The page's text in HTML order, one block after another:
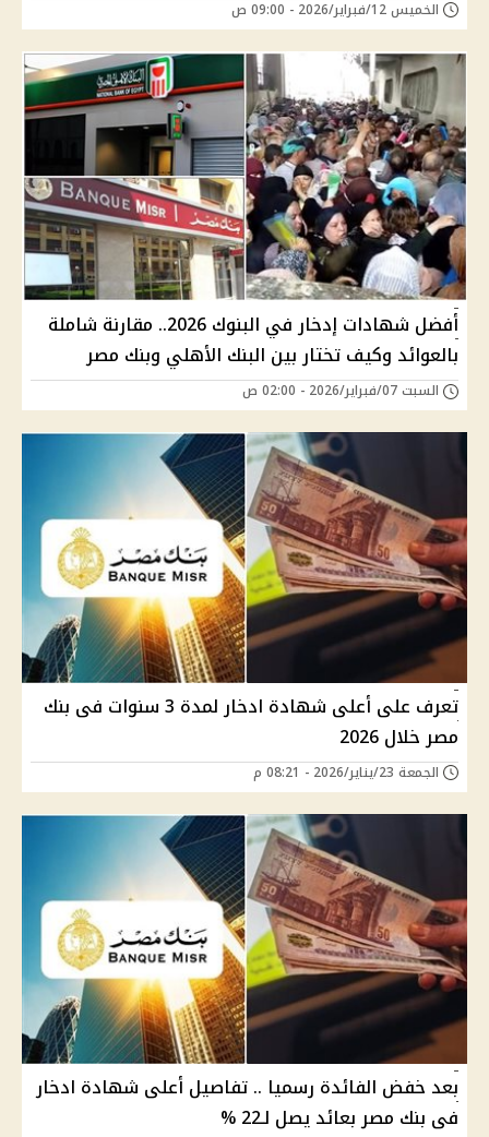
الخميس 12/فبراير/2026 - 09:00 ص
أفضل شهادات إدخار في البنوك 2026.. مقارنة شاملة
بالعوائد وكيف تختار بين البنك الأهلي وبنك مصر
السبت 07/فبراير/2026 - 02:00 ص
تعرف على أعلى شهادة ادخار لمدة 3 سنوات فى بنك
مصر خلال 2026
الجمعة 23/يناير/2026 - 08:21 م
بعد خفض الفائدة رسميا .. تفاصيل أعلى شهادة ادخار
فى بنك مصر بعائد يصل لـ22 %